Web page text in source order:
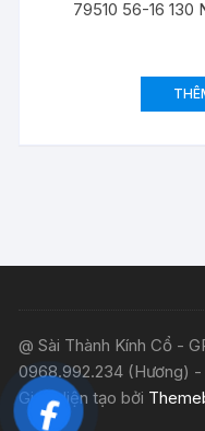
79510 56-16 130
@ Sài Thành Kính Cổ -
0968.992.234 (Hương)
Giao diện tạo bởi